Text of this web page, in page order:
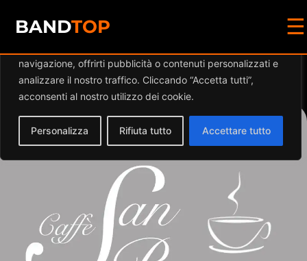
Diamo valore alla tua privacy
navigazione, offrirti pubblicità o contenuti personalizzati e
analizzare il nostro traffico. Cliccando “Accetta tutti”,
acconsenti al nostro utilizzo dei cookie.
Personalizza Rifiuta tutto Accettare tutto
BANDTOP ☰
Events at this location